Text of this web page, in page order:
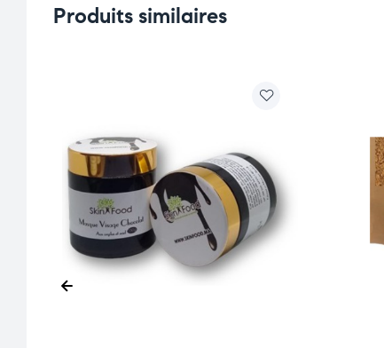
Produits similaires